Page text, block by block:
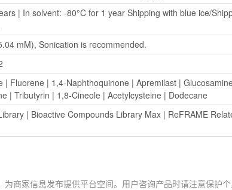
| In solvent: -80°C for 1 year Shipping with blue ice/
mM), Sonication is recommended.
| Fluorene | 1,4-Naphthoquinone | Apremilast |
| Tributyrin | 1,8-Cineole | Acetylcysteine | Dodecane
| Bioactive Compounds Library Max | ReFRAME
商家信息发布提供平台空间。用户咨询产品时请注意保护